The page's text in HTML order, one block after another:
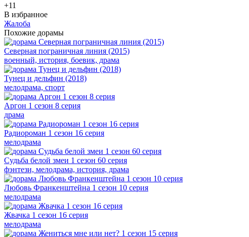
+11
В избранное
Жалоба
Похожие дорамы
Северная пограничная линия (2015)
военный, история, боевик, драма
Тунец и дельфин (2018)
мелодрама, спорт
Аргон 1 сезон 8 серия
драма
Радиороман 1 сезон 16 серия
мелодрама
Судьба белой змеи 1 сезон 60 серия
фэнтези, мелодрама, история, драма
Любовь Франкенштейна 1 сезон 10 серия
мелодрама
Жвачка 1 сезон 16 серия
мелодрама